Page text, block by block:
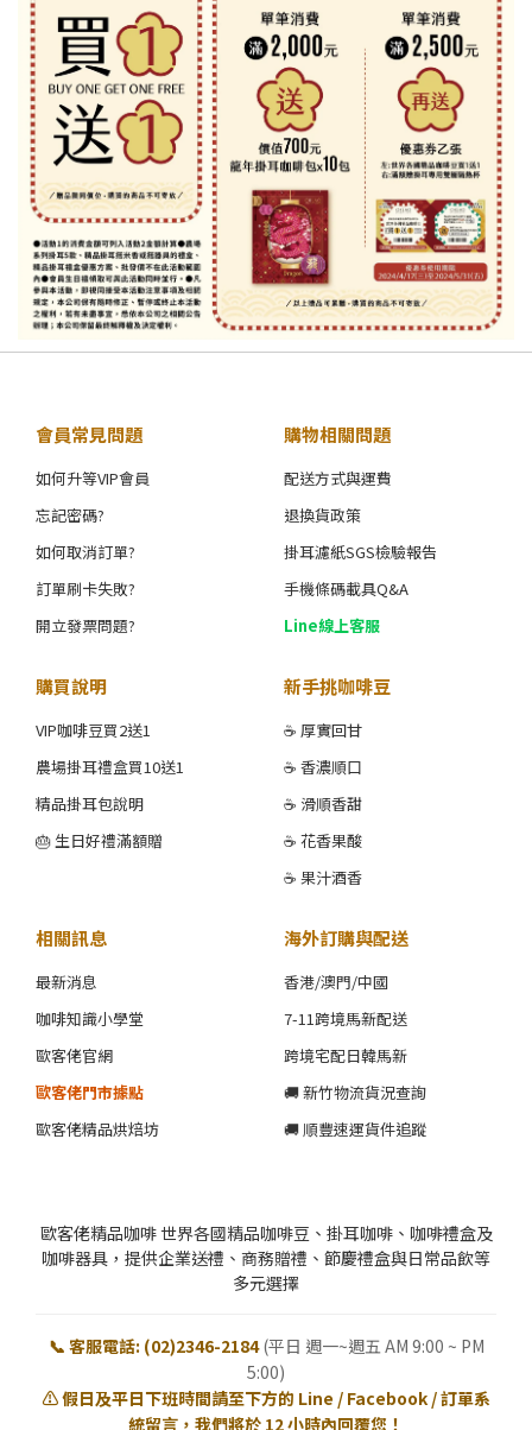
會員常見問題
如何升等VIP會員
忘記密碼?
如何取消訂單?
訂單刷卡失敗?
開立發票問題?
購物相關問題
配送方式與運費
退換貨政策
掛耳濾紙SGS檢驗報告
手機條碼載具Q&A
Line線上客服
購買說明
VIP咖啡豆買2送1
農場掛耳禮盒買10送1
精品掛耳包說明
🎂 生日好禮滿額贈
新手挑咖啡豆
☕ 厚實回甘
☕ 香濃順口
☕ 滑順香甜
☕ 花香果酸
☕ 果汁酒香
相關訊息
最新消息
咖啡知識小學堂
歐客佬官網
歐客佬門市據點
歐客佬精品烘焙坊
海外訂購與配送
香港/澳門/中國
7-11跨境馬新配送
跨境宅配日韓馬新
🚚 新竹物流貨況查詢
🚚 順豐速運貨件追蹤
歐客佬精品咖啡 世界各國精品咖啡豆、掛耳咖啡、咖啡禮盒及
咖啡器具，提供企業送禮、商務贈禮、節慶禮盒與日常品飲等
多元選擇
📞 客服電話: (02)2346-2184 (平日 週一~週五 AM 9:00 ~ PM
5:00)
⚠️ 假日及平日下班時間請至下方的 Line / Facebook / 訂單系
統留言，我們將於 12 小時內回覆您！